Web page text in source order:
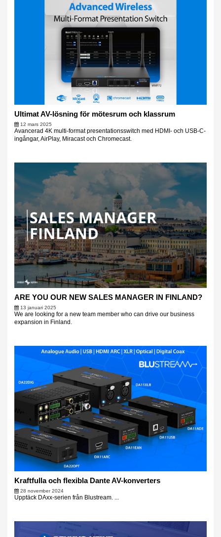
Ultimat AV-lösning för mötesrum och klassrum
12 mars 2025
Avancerad 4K multi-format presentationsswitch med HDMI- och USB-C-
ingångar, AirPlay, Miracast och Chromecast.
ARE YOU OUR NEW SALES MANAGER IN FINLAND?
13 januari 2025
We are looking for a new team member who can drive our business
expansion in Finland.
Kraftfulla och flexibla Dante AV-konverters
28 november 2024
Upptäck DAxx-serien från Blustream. ...